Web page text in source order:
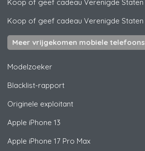
Koop of geef cadeau Verenigde Staten
Koop of geef cadeau Verenigde Staten
Meer vrijgekomen mobiele telefoons
Modelzoeker
Blacklist-rapport
Originele exploitant
Apple iPhone 13
Apple iPhone 17 Pro Max